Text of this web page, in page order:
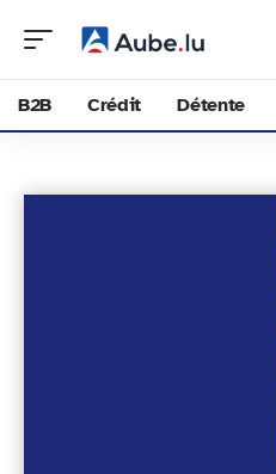
B2B Crédit Détente